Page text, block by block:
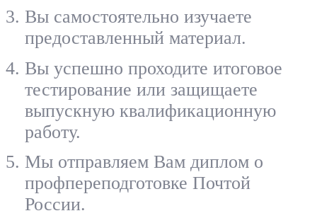
Вы самостоятельно изучаете
предоставленный материал.
Вы успешно проходите итоговое
тестирование или защищаете
выпускную квалификационную
работу.
Мы отправляем Вам диплом о
профпереподготовке Почтой
России.